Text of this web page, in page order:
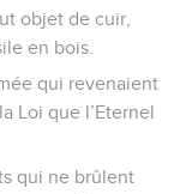
objet de cuir,
en bois.
qui revenaient
Loi que l’Eternel
qui ne brûlent